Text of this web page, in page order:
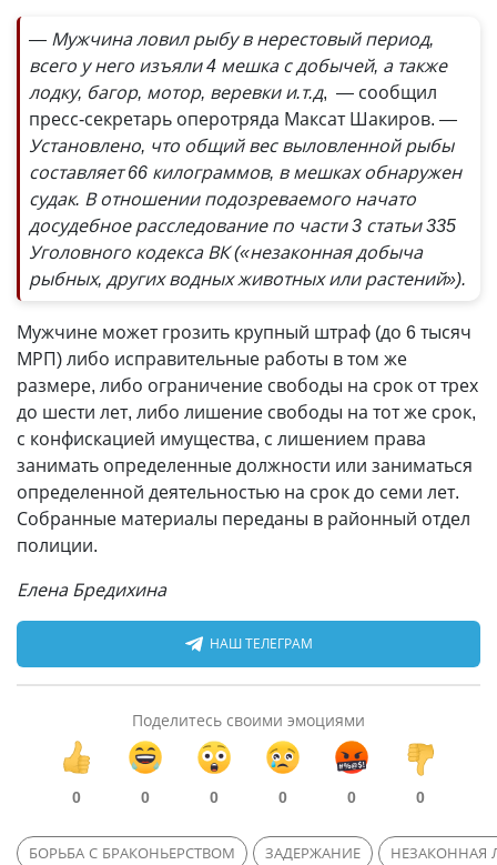
— Мужчина ловил рыбу в нерестовый период,
всего у него изъяли 4 мешка с добычей, а также
лодку, багор, мотор, веревки и.т.д, — сообщил
пресс-секретарь оперотряда Максат Шакиров. —
Установлено, что общий вес выловленной рыбы
составляет 66 килограммов, в мешках обнаружен
судак. В отношении подозреваемого начато
досудебное расследование по части 3 статьи 335
Уголовного кодекса ВК («незаконная добыча
рыбных, других водных животных или растений»).
Мужчине может грозить крупный штраф (до 6 тысяч
МРП) либо исправительные работы в том же
размере, либо ограничение свободы на срок от трех
до шести лет, либо лишение свободы на тот же срок,
с конфискацией имущества, с лишением права
занимать определенные должности или заниматься
определенной деятельностью на срок до семи лет.
Собранные материалы переданы в районный отдел
полиции.
Елена Бредихина
НАШ ТЕЛЕГРАМ
Поделитесь своими эмоциями
0 0 0 0 0 0
БОРЬБА С БРАКОНЬЕРСТВОМ ЗАДЕРЖАНИЕ НЕЗАКОННАЯ